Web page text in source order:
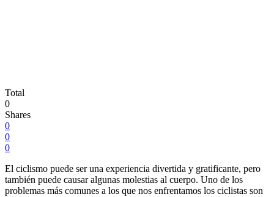
Total
0
Shares
0
0
0
El ciclismo puede ser una experiencia divertida y gratificante, pero
también puede causar algunas molestias al cuerpo. Uno de los
problemas más comunes a los que nos enfrentamos los ciclistas son